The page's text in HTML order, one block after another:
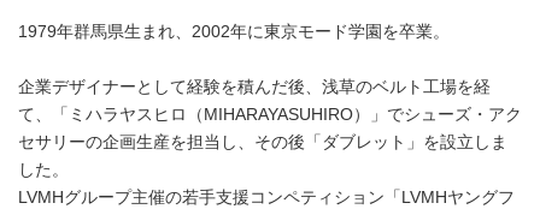
1979年群馬県生まれ、2002年に東京モード学園を卒業。
企業デザイナーとして経験を積んだ後、浅草のベルト工場を経
て、「ミハラヤスヒロ（MIHARAYASUHIRO）」でシューズ・アク
セサリーの企画生産を担当し、その後「ダブレット」を設立しま
した。
LVMHグループ主催の若手支援コンペティション「LVMHヤングフ